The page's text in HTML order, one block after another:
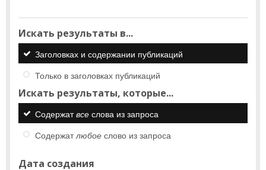
Искать результаты в...
Заголовках и содержании публикаций
Только в заголовках публикаций
Искать результаты, которые...
Содержатвсе слова из запроса
Содержатлюбое слово из запроса
Дата создания